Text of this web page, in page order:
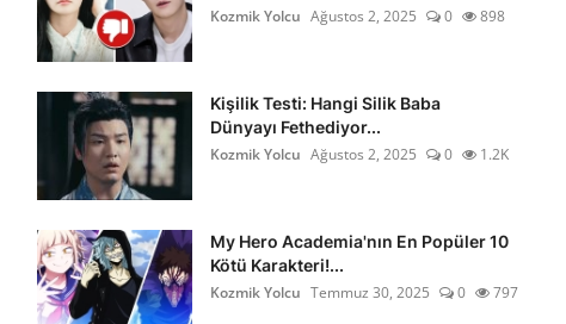
Kozmik Yolcu Ağustos 2, 2025 0 898
Kişilik Testi: Hangi Silik Baba
Dünyayı Fethediyor...
Kozmik Yolcu Ağustos 2, 2025 0 1.2K
My Hero Academia'nın En Popüler 10
Kötü Karakteri!...
Kozmik Yolcu Temmuz 30, 2025 0 797